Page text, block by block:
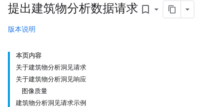
提出建筑物分析数据请求 bookmark_border
版本说明
本页内容
关于建筑物分析洞见请求
关于建筑物分析洞见响应
图像质量
建筑物分析洞见请求示例